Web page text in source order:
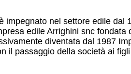
impegnato nel settore edile dal
edile Arrighini snc fondata
diventata dal 1987
il passaggio della società ai